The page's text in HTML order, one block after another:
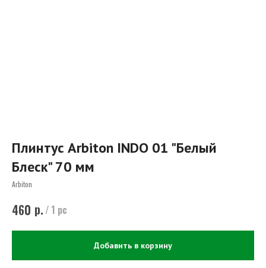
Плинтус Arbiton INDO 01 "Белый
Блеск" 70 мм
Arbiton
460 р. / 1 pc
Добавить в корзину